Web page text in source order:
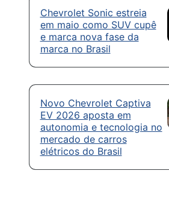
Chevrolet Sonic estreia
em maio como SUV cupê
e marca nova fase da
marca no Brasil
Novo Chevrolet Captiva
EV 2026 aposta em
autonomia e tecnologia no
mercado de carros
elétricos do Brasil